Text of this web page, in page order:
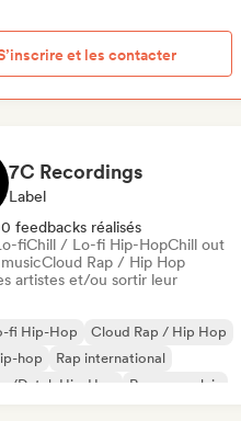
et les contacter
7C Recordings
Label
feedbacks réalisés
fiChill / Lo-fi Hip-HopChill out
Cloud Rap / Hip Hop
artistes et/ou sortir leur
fi Hip-Hop
Cloud Rap / Hip Hop
hop
Rap international
Dutch Hip-Hop
Rap en anglais